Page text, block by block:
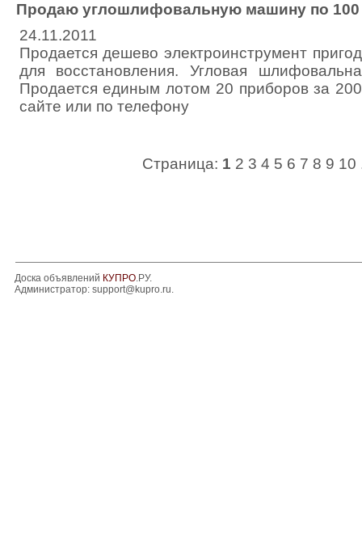
Продаю углошлифовальную машину по 100
24.11.2011
Продается дешево электроинструмент
для восстановления. Угловая
Продается единым лотом 20 приборов за
сайте или по телефону
Страница: 1 2 3 4 5 6 7 8 9 10
Доска объявлений КУПРО.РУ.
Администратор: support@kupro.ru.